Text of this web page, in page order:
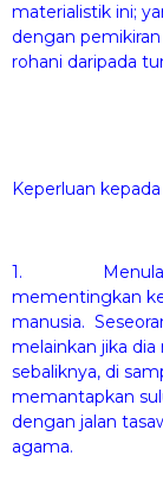
materialistik ini;
dengan
rohani daripada
Keperluan
1. Menularnya
mementingkan
manusia.
melainkan jika
sebaliknya, di
memantapkan
dengan jalan
agama.